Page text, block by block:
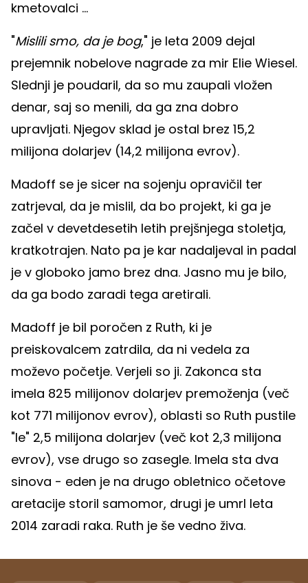
kmetovalci ...
"Mislili smo, da je bog," je leta 2009 dejal
prejemnik nobelove nagrade za mir Elie Wiesel.
Slednji je poudaril, da so mu zaupali vložen
denar, saj so menili, da ga zna dobro
upravljati. Njegov sklad je ostal brez 15,2
milijona dolarjev (14,2 milijona evrov).
Madoff se je sicer na sojenju opravičil ter
zatrjeval, da je mislil, da bo projekt, ki ga je
začel v devetdesetih letih prejšnjega stoletja,
kratkotrajen. Nato pa je kar nadaljeval in padal
je v globoko jamo brez dna. Jasno mu je bilo,
da ga bodo zaradi tega aretirali.
Madoff je bil poročen z Ruth, ki je
preiskovalcem zatrdila, da ni vedela za
moževo početje. Verjeli so ji. Zakonca sta
imela 825 milijonov dolarjev premoženja (več
kot 771 milijonov evrov), oblasti so Ruth pustile
"le" 2,5 milijona dolarjev (več kot 2,3 milijona
evrov), vse drugo so zasegle. Imela sta dva
sinova - eden je na drugo obletnico očetove
aretacije storil samomor, drugi je umrl leta
2014 zaradi raka. Ruth je še vedno živa.